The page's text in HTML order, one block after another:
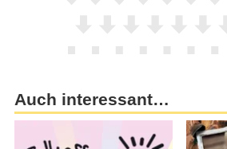
Auch interessant…